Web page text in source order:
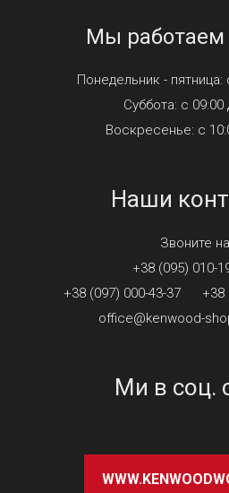
Мы работаем
Понедельник - пятница:
Суббота: с 09:00
Воскресенье: с
Наши
Звоните
+38 (095) 010-
+38 (097) 000-43-37
+38
office@kenwood-
Ми в соц.